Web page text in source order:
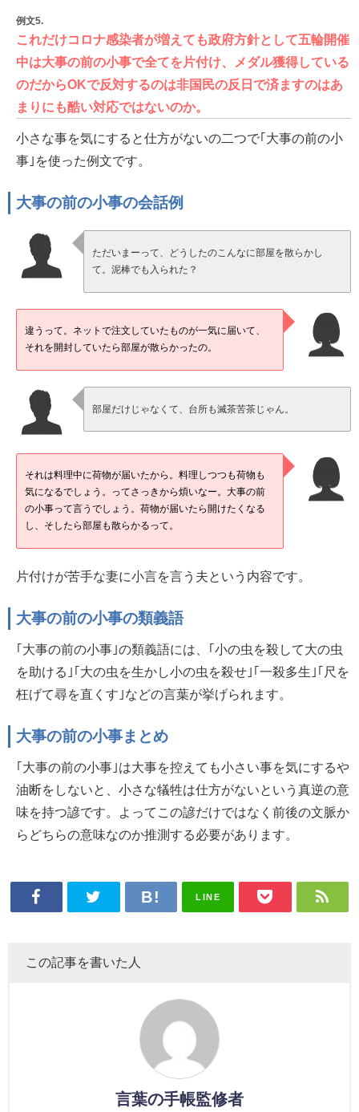
例文5.
これだけコロナ感染者が増えても政府方針として五輪開催
中は大事の前の小事で全てを片付け、メダル獲得している
のだからOKで反対するのは非国民の反日で済ますのはあ
まりにも酷い対応ではないのか。
小さな事を気にすると仕方がないの二つで｢大事の前の小
事｣を使った例文です。
大事の前の小事の会話例
ただいまーって、どうしたのこんなに部屋を散らかし
て。泥棒でも入られた？
違うって。ネットで注文していたものが一気に届いて、
それを開封していたら部屋が散らかったの。
部屋だけじゃなくて、台所も滅茶苦茶じゃん。
それは料理中に荷物が届いたから。料理しつつも荷物も
気になるでしょう。ってさっきから煩いなー。大事の前
の小事って言うでしょう。荷物が届いたら開けたくなる
し、そしたら部屋も散らかるって。
片付けが苦手な妻に小言を言う夫という内容です。
大事の前の小事の類義語
｢大事の前の小事｣の類義語には、｢小の虫を殺して大の虫
を助ける｣｢大の虫を生かし小の虫を殺せ｣｢一殺多生｣｢尺を
枉げて尋を直くす｣などの言葉が挙げられます。
大事の前の小事まとめ
｢大事の前の小事｣は大事を控えても小さい事を気にするや
油断をしないと、小さな犠牲は仕方がないという真逆の意
味を持つ諺です。よってこの諺だけではなく前後の文脈か
らどちらの意味なのか推測する必要があります。
LINE
この記事を書いた人
言葉の手帳監修者